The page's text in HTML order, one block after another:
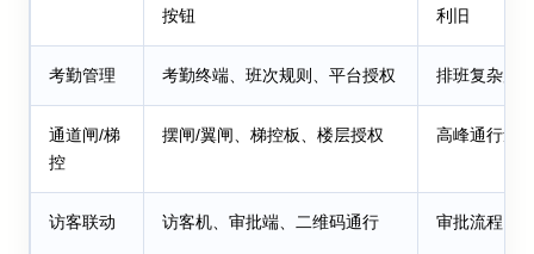
按钮
利旧
考勤管理 考勤终端、班次规则、平台授权 排班复杂度
通道闸/梯
控
摆闸/翼闸、梯控板、楼层授权 高峰通行量
访客联动 访客机、审批端、二维码通行 审批流程、